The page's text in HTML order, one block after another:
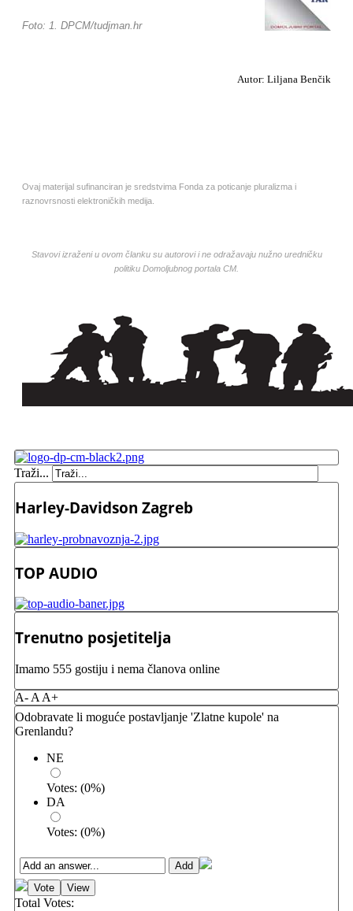
Foto: 1. DPCM/tudjman.hr
Autor: Liljana Benčik
Ovaj materijal sufinanciran je sredstvima Fonda za poticanje pluralizma i
raznovrsnosti elektroničkih medija.
Stavovi izraženi u ovom članku su autorovi i ne odražavaju nužno uredničku
politiku Domoljubnog portala CM.
Traži...
Harley-Davidson Zagreb
TOP AUDIO
Trenutno posjetitelja
Imamo 555 gostiju i nema članova online
A- A A+
Odobravate li moguće postavljanje 'Zlatne kupole' na
Grenlandu?
NE
Votes: (0%)
DA
Votes: (0%)
Total Votes: